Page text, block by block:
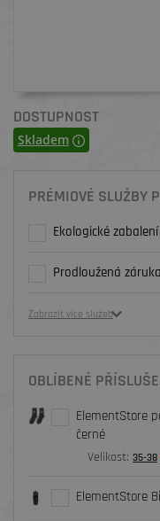
DOSTUPNOST
Skladem
PRÉMIOVÉ SLUŽBY
Ekologické zabalení
Prodloužená
Zobrazit více služeb
OBLÍBENÉ
ElementStore
černé
Velikost: 35-38
ElementStore